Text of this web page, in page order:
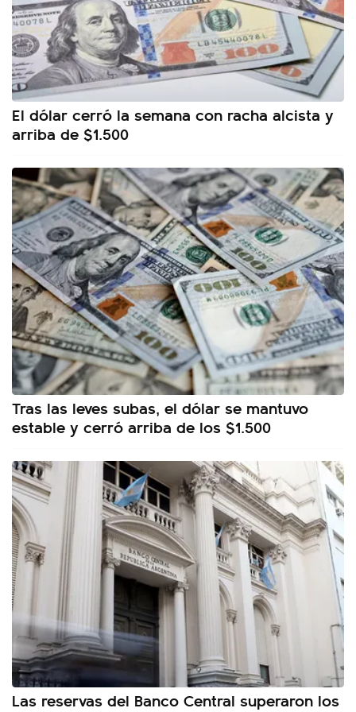
El dólar cerró la semana con racha alcista y
arriba de $1.500
Tras las leves subas, el dólar se mantuvo
estable y cerró arriba de los $1.500
Las reservas del Banco Central superaron los